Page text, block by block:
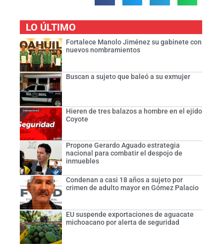
LO ÚLTIMO
Fortalece Manolo Jiménez su gabinete con
nuevos nombramientos
Buscan a sujeto que baleó a su exmujer
Hieren de tres balazos a hombre en el ejido
Coyote
Propone Gerardo Aguado estrategia
nacional para combatir el despojo de
inmuebles
Condenan a casi 18 años a sujeto por
crimen de adulto mayor en Gómez Palacio
EU suspende exportaciones de aguacate
michoacano por alerta de seguridad